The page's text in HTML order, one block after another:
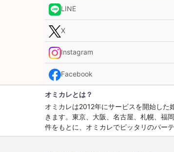
LINE
X
Instagram
Facebook
オミカレとは？
オミカレは2012年にサービスを開始した
きます。東京、大阪、名古屋、札幌、福
件をもとに、オミカレでピッタリのパー